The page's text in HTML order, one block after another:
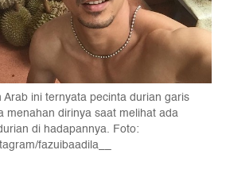
ini ternyata pecinta durian garis
menahan dirinya saat melihat ada
di hadapannya. Foto:
fazuibaadila__